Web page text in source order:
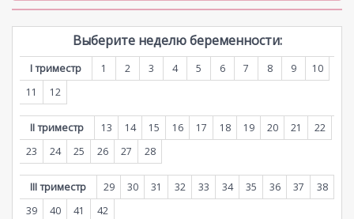
Выберите неделю беременности:
I триместр 1 2 3 4 5 6 7 8 9
10
11
12
II триместр 13 14 15 16 17 18 19 20 21
22
23
24 25 26 27 28
III триместр 29 30 31 32 33 34 35 36 37
38
39
40 41 42